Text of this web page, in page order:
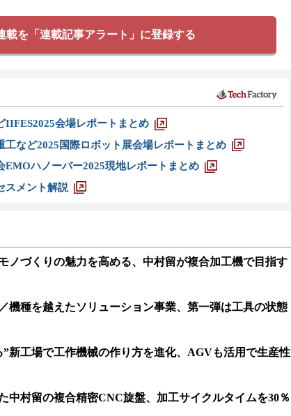
載を「連載記事アラート」に登録する
IIFES2025会場レポートまとめ
工など2025国際ロボット展会場レポートまとめ
EMOハノーバー2025現地レポートまとめ
スメント解説
ノづくりの魅力を高める、中村留が複合加工機で目指す
機種を越えたソリューション事業、第一弾は工具の状態
”新工場で工作機械の作り方を進化、AGVも活用で生産性
中村留の複合精密CNC旋盤、加工サイクルタイムを30％